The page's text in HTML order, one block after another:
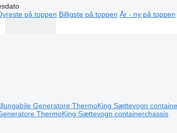
på toppen Billigste på toppen År - ny på toppen
ThermoKing Sættevogn containerchassis